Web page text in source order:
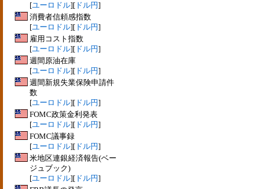
[ユーロドル][ ドル円]
消費者信頼感指数
[ユーロドル][ ドル円]
雇用コスト指数
[ユーロドル][ ドル円]
週間原油在庫
[ユーロドル][ ドル円]
週間新規失業保険申請件
数
[ユーロドル][ ドル円]
FOMC政策金利発表
[ユーロドル][ ドル円]
FOMC議事録
[ユーロドル][ ドル円]
米地区連銀経済報告(ベー
ジュブック)
[ユーロドル][ ドル円]